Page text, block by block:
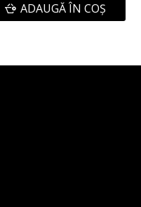
ADAUGĂ ÎN COŞ